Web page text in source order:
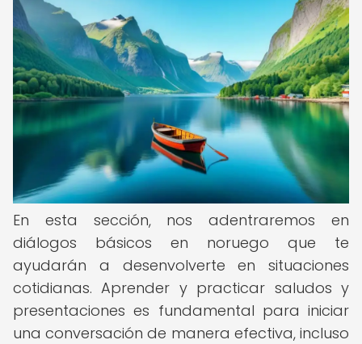
En esta sección, nos adentraremos en
diálogos básicos en noruego que te
ayudarán a desenvolverte en situaciones
cotidianas. Aprender y practicar saludos y
presentaciones es fundamental para iniciar
una conversación de manera efectiva, incluso